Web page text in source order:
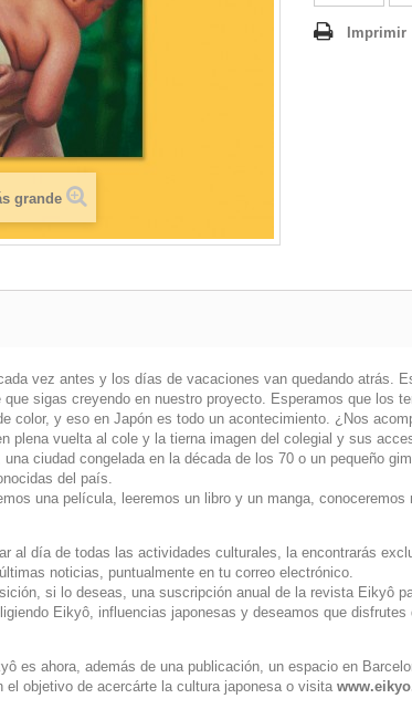
grande
Imprimir
vez antes y los días de vacaciones van quedando atrás.
sigas creyendo en nuestro proyecto. Esperamos que los
color, y eso en Japón es todo un acontecimiento. ¿Nos
plena vuelta al cole y la tierna imagen del colegial y sus
una ciudad congelada en la década de los 70 o un pequeño
del país.
una película, leeremos un libro y un manga,
al día de todas las actividades culturales, la encontrarás
noticias, puntualmente en tu correo electrónico.
si lo deseas, una suscripción anual de la revista Eikyô
Eikyô, influencias japonesas y deseamos que disfrutes
es ahora, además de una publicación, un espacio en
el objetivo de acercárte la cultura japonesa o visita